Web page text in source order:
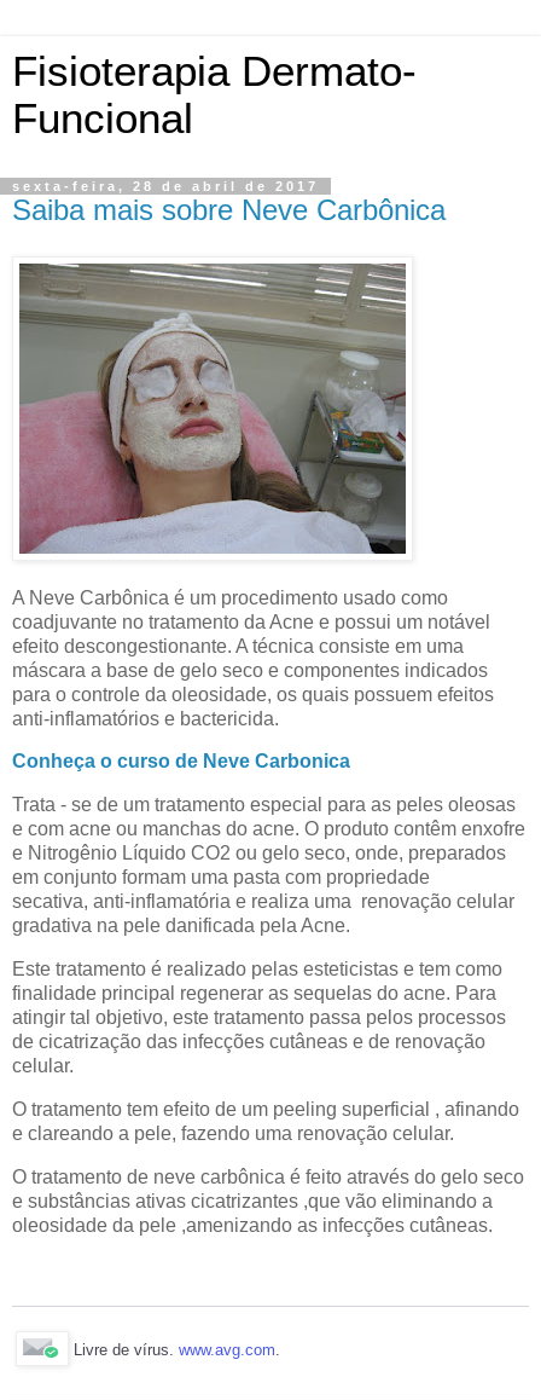
Fisioterapia Dermato-
Funcional
sexta-feira, 28 de abril de 2017
Saiba mais sobre Neve Carbônica
A Neve Carbônica é um procedimento usado como
coadjuvante no tratamento da Acne e possui um notável
efeito descongestionante. A técnica consiste em uma
máscara a base de gelo seco e componentes indicados
para o controle da oleosidade, os quais possuem efeitos
anti-inflamatórios e bactericida.
Conheça o curso de Neve Carbonica
Trata - se de um tratamento especial para as peles oleosas
e com acne ou manchas do acne. O produto contêm enxofre
e Nitrogênio Líquido CO2 ou gelo seco, onde, preparados
em conjunto formam uma pasta com propriedade
secativa, anti-inflamatória e realiza uma renovação celular
gradativa na pele danificada pela Acne.
Este tratamento é realizado pelas esteticistas e tem como
finalidade principal regenerar as sequelas do acne. Para
atingir tal objetivo, este tratamento passa pelos processos
de cicatrização das infecções cutâneas e de renovação
celular.
O tratamento tem efeito de um peeling superficial , afinando
e clareando a pele, fazendo uma renovação celular.
O tratamento de neve carbônica é feito através do gelo seco
e substâncias ativas cicatrizantes ,que vão eliminando a
oleosidade da pele ,amenizando as infecções cutâneas.
Livre de vírus. www.avg.com